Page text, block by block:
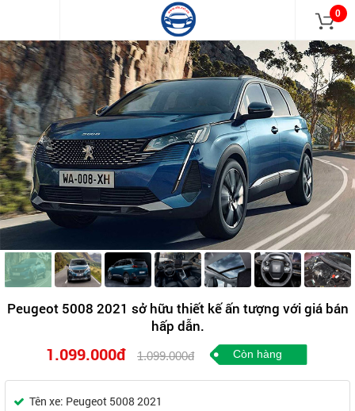
0
Peugeot 5008 2021 sở hữu thiết kế ấn tượng với giá bán
hấp dẫn.
1.099.000đ 1.099.000đ Còn hàng
Tên xe: Peugeot 5008 2021